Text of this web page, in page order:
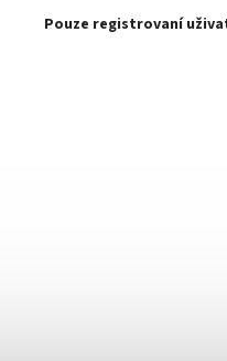
Pouze registrovaní